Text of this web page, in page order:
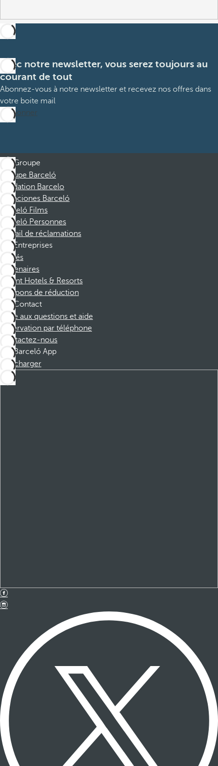
Avec notre newsletter, vous serez toujours au
courant de tout
Abonnez-vous à notre newsletter et recevez nos offres dans
votre boite mail
M’abonner
Groupe
Groupe Barceló
Fondation Barcelo
Vacaciones Barceló
Barceló Films
Barceló Personnes
Portail de réclamations
Entreprises
Affiliés
Partenaires
Dorint Hotels & Resorts
Coupons de réduction
Contact
Foire aux questions et aide
Réservation par téléphone
Contactez-nous
Barceló App
Télécharger